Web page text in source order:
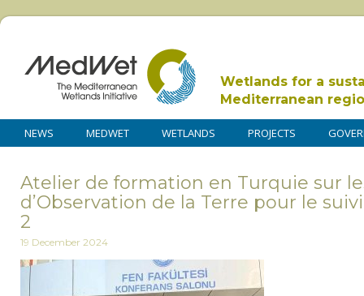
Wetlands for a
Mediterranean
NEWS MEDWET WETLANDS PROJECTS
Atelier de formation en Turquie sur
d’Observation de la Terre pour le
2
19 December 2024